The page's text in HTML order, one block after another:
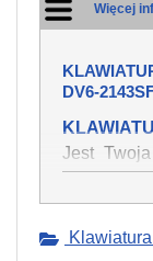
Więcej
DV6-
Jest
HP
swojej